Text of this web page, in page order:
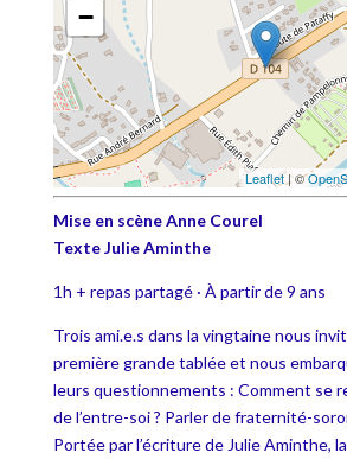
−
Leaflet | ©
Mise en scène Anne Courel
Texte Julie Aminthe
1h + repas partagé · À partir de 9 ans
Trois ami.e.s dans la vingtaine nous
première grande tablée et nous
leurs questionnements : Comment se
de l’entre-soi ? Parler de fraternité-
Portée par l’écriture de Julie Aminthe,